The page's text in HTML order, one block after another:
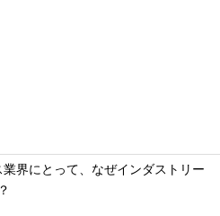
界にとって、なぜインダストリー